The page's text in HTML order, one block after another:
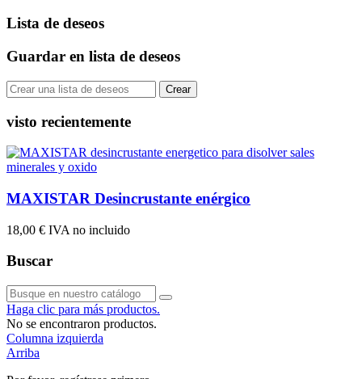
Lista de deseos
Guardar en lista de deseos
Crear
visto recientemente
MAXISTAR Desincrustante enérgico
18,00 € IVA no incluido
Buscar
Haga clic para más productos.
No se encontraron productos.
Columna izquierda
Arriba